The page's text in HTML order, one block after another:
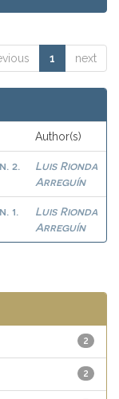
1 next
Author(s)
2.
Luis Rionda
Arreguín
1.
Luis Rionda
Arreguín
2
2